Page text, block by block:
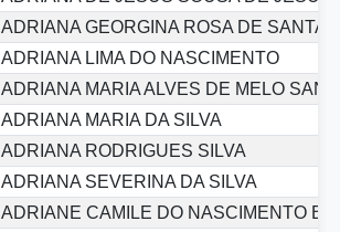
ADRIANA GEORGINA ROSA DE
ADRIANA LIMA DO NASCIMENTO
ADRIANA MARIA ALVES DE MELO
ADRIANA MARIA DA SILVA
ADRIANA RODRIGUES SILVA
ADRIANA SEVERINA DA SILVA
ADRIANE CAMILE DO NASCIMENTO